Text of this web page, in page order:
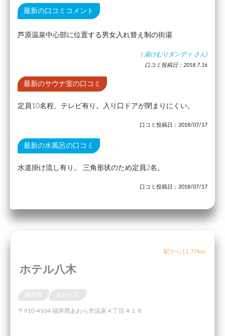
最新の口コミコメント
芦原温泉中心部に位置する男女入れ替え制の街湯
( 湯けむりダンディ さん)
口コミ投稿日：2018.7.16
最新のサウナ室の口コミ
定員10名程、テレビ有り。入り口ドアが閉まりにくい。
口コミ投稿日：2018/07/17
最新の水風呂の口コミ
水道掛け流し有り。 三角形状のため定員2名。
口コミ投稿日：2018/07/17
駅から11.77km
ホテル八木
あわら市
〒910-4104 福井県あわら市温泉４丁目４１８